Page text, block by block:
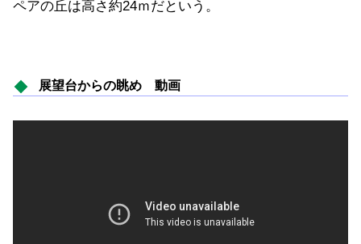
ペアの丘は高さ約24ｍだという。
展望台からの眺め 動画